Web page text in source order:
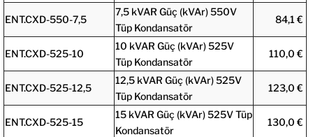
ENT.CXD-550-7,5
7,5 kVAR Güç (kVAr) 550V
Tüp Kondansatör
84,1 €
ENT.CXD-525-10
10 kVAR Güç (kVAr) 525V
Tüp Kondansatör
110,0 €
ENT.CXD-525-12,5
12,5 kVAR Güç (kVAr) 525V
Tüp Kondansatör
123,0 €
ENT.CXD-525-15
15 kVAR Güç (kVAr) 525V Tüp
Kondansatör
130,0 €